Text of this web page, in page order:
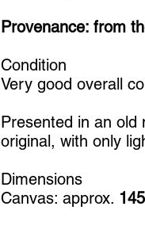
Provenance: from
Condition
Very good overall
Presented in an old
original, with only
Dimensions
Canvas: approx.